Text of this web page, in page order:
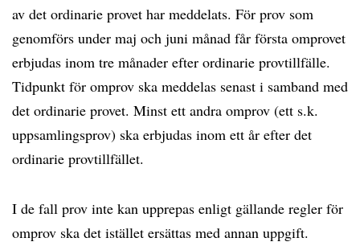
av det ordinarie provet har meddelats. För prov som
genomförs under maj och juni månad får första omprovet
erbjudas inom tre månader efter ordinarie provtillfälle.
Tidpunkt för omprov ska meddelas senast i samband med
det ordinarie provet. Minst ett andra omprov (ett s.k.
uppsamlingsprov) ska erbjudas inom ett år efter det
ordinarie provtillfället.
I de fall prov inte kan upprepas enligt gällande regler för
omprov ska det istället ersättas med annan uppgift.